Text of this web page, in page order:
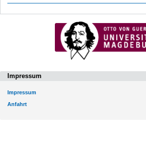
Impressum
Impressum
Anfahrt